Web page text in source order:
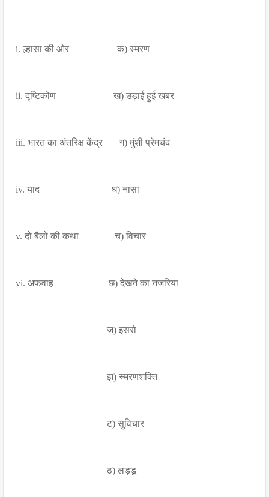
i. ल्हासा की ओर क) स्मरण
ii. दृष्टिकोण ख) उड़ाई हुई खबर
iii. भारत का अंतरिक्ष केंद्र ग) मुंशी प्रेमचंद
iv. याद घ) नासा
v. दो बैलों की कथा च) विचार
vi. अफवाह छ) देखने का नजरिया
ज) इसरो
झ) स्मरणशक्ति
ट) सुविचार
ठ) लड्डू